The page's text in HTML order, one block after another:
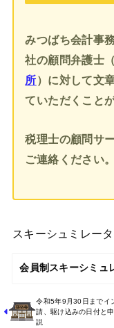
みつばち会計事
社の顧問弁護士（
所）に対して文
ていただくこと
税理士の顧問サ
ご連絡ください。
スキーシュミレー
会員制スキーシミュ
令和5年9月30日までイ
請、駆け込みの日付と
説